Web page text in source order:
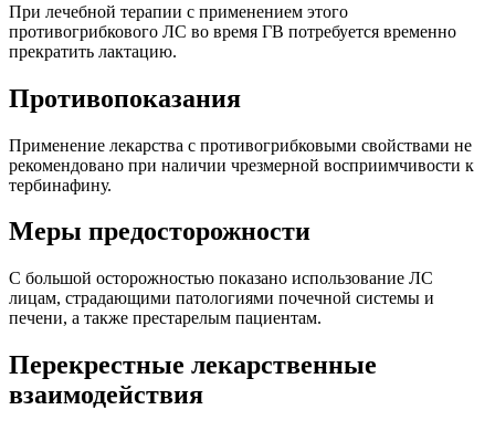
При лечебной терапии с применением этого
противогрибкового ЛС во время ГВ потребуется временно
прекратить лактацию.
Противопоказания
Применение лекарства с противогрибковыми свойствами не
рекомендовано при наличии чрезмерной восприимчивости к
тербинафину.
Меры предосторожности
С большой осторожностью показано использование ЛС
лицам, страдающими патологиями почечной системы и
печени, а также престарелым пациентам.
Перекрестные лекарственные
взаимодействия